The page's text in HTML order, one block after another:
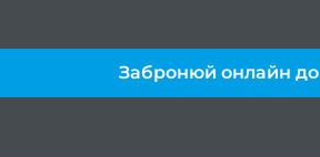
Забронюй онлайн до